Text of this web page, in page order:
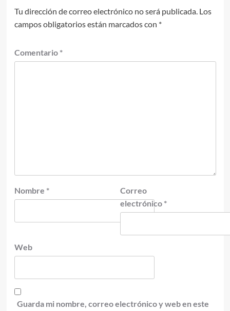
Tu dirección de correo electrónico no será publicada. Los
campos obligatorios están marcados con *
Comentario *
Nombre *
Correo
electrónico *
Web
Guarda mi nombre, correo electrónico y web en este